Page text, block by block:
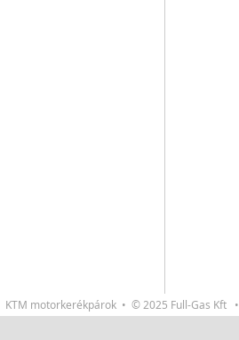
KTM motorkerékpárok • © 2025 Full-Gas Kft •